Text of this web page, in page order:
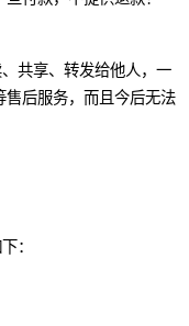
共享、转发给他人，一
后服务，而且今后无法
：